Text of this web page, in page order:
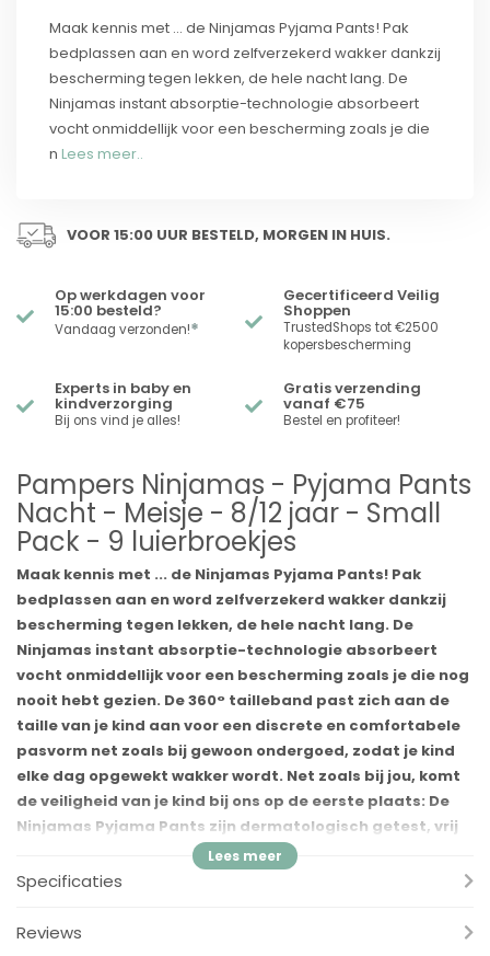
Maak kennis met ... de Ninjamas Pyjama Pants! Pak
bedplassen aan en word zelfverzekerd wakker dankzij
bescherming tegen lekken, de hele nacht lang. De
Ninjamas instant absorptie-technologie absorbeert
vocht onmiddellijk voor een bescherming zoals je die
n Lees meer..
VOOR 15:00 UUR BESTELD, MORGEN IN HUIS.
Op werkdagen voor
15:00 besteld?
Vandaag verzonden!*
Gecertificeerd Veilig
Shoppen
TrustedShops tot €2500
kopersbescherming
Experts in baby en
kindverzorging
Bij ons vind je alles!
Gratis verzending
vanaf €75
Bestel en profiteer!
Pampers Ninjamas - Pyjama Pants
Nacht - Meisje - 8/12 jaar - Small
Pack - 9 luierbroekjes
Maak kennis met ... de Ninjamas Pyjama Pants! Pak
bedplassen aan en word zelfverzekerd wakker dankzij
bescherming tegen lekken, de hele nacht lang. De
Ninjamas instant absorptie-technologie absorbeert
vocht onmiddellijk voor een bescherming zoals je die nog
nooit hebt gezien. De 360° tailleband past zich aan de
taille van je kind aan voor een discrete en comfortabele
pasvorm net zoals bij gewoon ondergoed, zodat je kind
elke dag opgewekt wakker wordt. Net zoals bij jou, komt
de veiligheid van je kind bij ons op de eerste plaats: De
Ninjamas Pyjama Pants zijn dermatologisch getest, vrij
van EU- parfumallergenen (zoals gereglementeerd in de
regelgeving voor cosmetica N° 1223/2009) en
weten wat de bestanddelen zijn van onze producten?
Specificaties
Reviews